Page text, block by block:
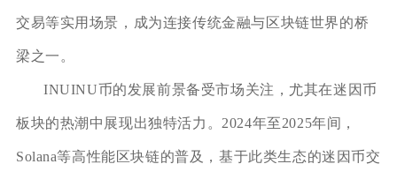
交易等实用场景，成为连接传统金融与区块链世界的桥
梁之一。
INUINU币的发展前景备受市场关注，尤其在迷因币
板块的热潮中展现出独特活力。2024年至2025年间，
Solana等高性能区块链的普及，基于此类生态的迷因币交